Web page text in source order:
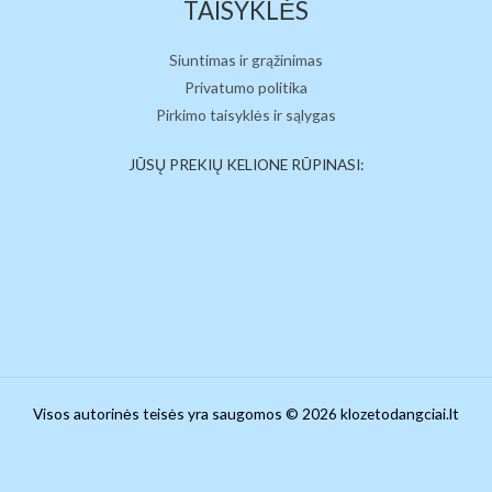
TAISYKLĖS
Siuntimas ir grąžinimas
Privatumo politika
Pirkimo taisyklės ir sąlygas
JŪSŲ PREKIŲ KELIONE RŪPINASI:
Visos autorinės teisės yra saugomos © 2026 klozetodangciai.lt